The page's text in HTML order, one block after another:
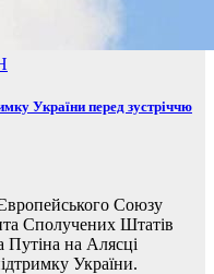
України перед зустріччю
Союзу
Сполучених Штатів
Путіна на Алясці
України.